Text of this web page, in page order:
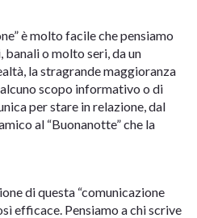
è molto facile che pensiamo
o molto seri, da un
la stragrande maggioranza
scopo informativo o di
per stare in relazione, dal
al “Buonanotte” che la
di questa “comunicazione
efficace. Pensiamo a chi scrive